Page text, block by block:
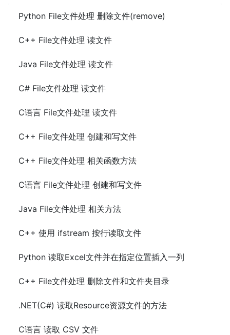
Python File文件处理 删除文件(remove)
C++ File文件处理 读文件
Java File文件处理 读文件
C# File文件处理 读文件
C语言 File文件处理 读文件
C++ File文件处理 创建和写文件
C++ File文件处理 相关函数方法
C语言 File文件处理 创建和写文件
Java File文件处理 相关方法
C++ 使用 ifstream 按行读取文件
Python 读取Excel文件并在指定位置插入一列
C++ File文件处理 删除文件和文件夹目录
.NET(C#) 读取Resource资源文件的方法
C语言 读取 CSV 文件